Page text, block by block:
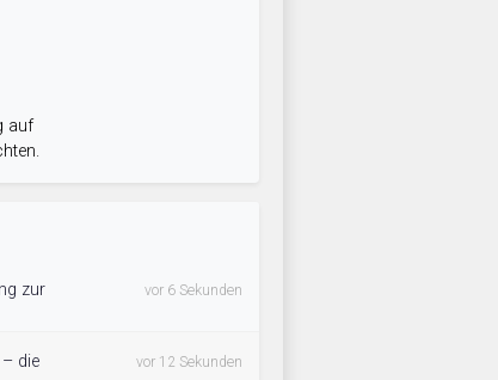
auf
zur
vor 6 Sekunden
die
vor 12 Sekunden